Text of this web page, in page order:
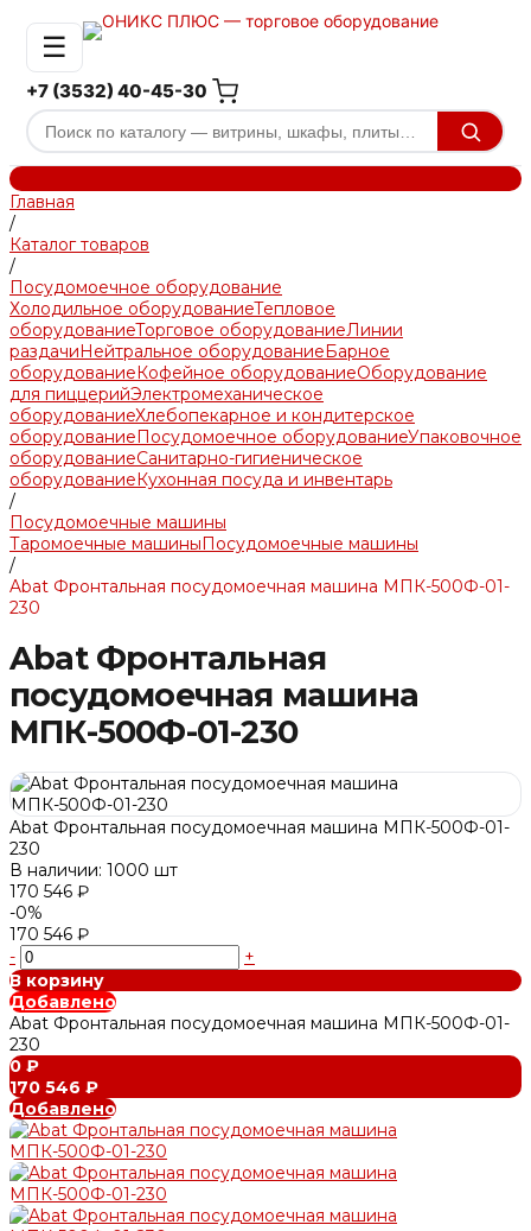
☰
+7 (3532) 40-45-30
Главная
/
Каталог товаров
/
Посудомоечное оборудование
Холодильное оборудованиеТепловое
оборудованиеТорговое оборудованиеЛинии
раздачиНейтральное оборудованиеБарное
оборудованиеКофейное оборудованиеОборудование
для пиццерийЭлектромеханическое
оборудованиеХлебопекарное и кондитерское
оборудованиеПосудомоечное оборудованиеУпаковочное
оборудованиеСанитарно-гигиеническое
оборудованиеКухонная посуда и инвентарь
/
Посудомоечные машины
Таромоечные машиныПосудомоечные машины
/
Abat Фронтальная посудомоечная машина МПК-500Ф-01-
230
Abat Фронтальная
посудомоечная машина
МПК-500Ф-01-230
Abat Фронтальная посудомоечная машина МПК-500Ф-01-
230
В наличии: 1000 шт
170 546 ₽
-0%
170 546 ₽
-
+
В корзину
Добавлено
Abat Фронтальная посудомоечная машина МПК-500Ф-01-
230
0 ₽
170 546 ₽
Добавлено